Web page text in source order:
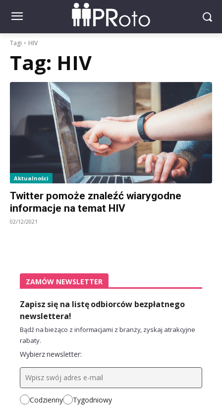
Tagi HIV
Tag: HIV
Aktualności
Twitter pomoże znaleźć wiarygodne
informacje na temat HIV
02/12/2021
ZAMÓW NEWSLETTER
Zapisz się na listę odbiorców bezpłatnego
newslettera!
Bądź na bieżąco z informacjami z branży, zyskaj atrakcyjne
rabaty.
Wybierz newsletter:
Codzienny Tygodniowy